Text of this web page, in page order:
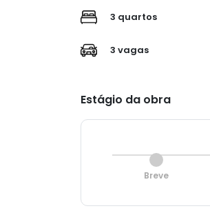
3 quartos
3 vagas
Estágio da obra
Breve